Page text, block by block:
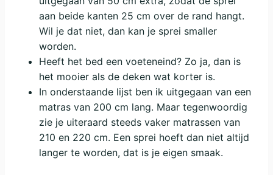
aan beide kanten 25 cm over de rand hangt.
Wil je dat niet, dan kan je sprei smaller
worden.
Heeft het bed een voeteneind? Zo ja, dan is
het mooier als de deken wat korter is.
In onderstaande lijst ben ik uitgegaan van een
matras van 200 cm lang. Maar tegenwoordig
zie je uiteraard steeds vaker matrassen van
210 en 220 cm. Een sprei hoeft dan niet altijd
langer te worden, dat is je eigen smaak.